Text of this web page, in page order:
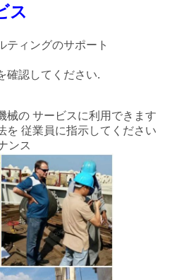
ス
ティングのサポート
確認してください.
械の サービスに利用できます
を 従業員に指示してください
ンス